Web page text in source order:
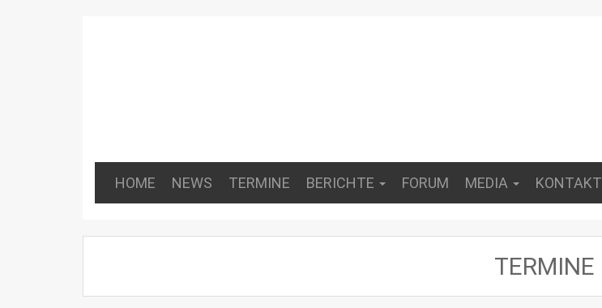
HOME NEWS TERMINE BERICHTE FORUM MEDIA KONTAKT
TERMINE